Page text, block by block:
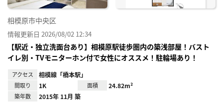
相模原市中央区
情報更新日 2026/08/02 12:34
【駅近・独立洗面台あり】相模原駅徒歩圏内の築浅部屋！バスト
イレ別・TVモニターホン付で女性にオススメ！駐輪場あり！
アクセス 相模線「橋本駅」
間取り 1K 面積 24.82m²
築年数 2015年 11月 築